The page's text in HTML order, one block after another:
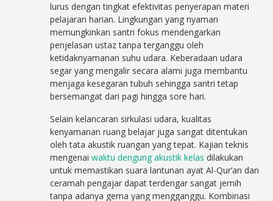
lurus dengan tingkat efektivitas penyerapan materi
pelajaran harian. Lingkungan yang nyaman
memungkinkan santri fokus mendengarkan
penjelasan ustaz tanpa terganggu oleh
ketidaknyamanan suhu udara. Keberadaan udara
segar yang mengalir secara alami juga membantu
menjaga kesegaran tubuh sehingga santri tetap
bersemangat dari pagi hingga sore hari.
Selain kelancaran sirkulasi udara, kualitas
kenyamanan ruang belajar juga sangat ditentukan
oleh tata akustik ruangan yang tepat. Kajian teknis
mengenaiwaktu dengung akustik kelas dilakukan
untuk memastikan suara lantunan ayat Al-Qur’an dan
ceramah pengajar dapat terdengar sangat jernih
tanpa adanya gema yang mengganggu. Kombinasi